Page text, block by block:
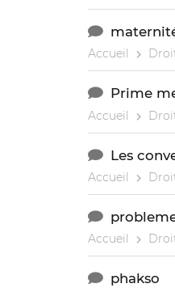
Accueil
Prime
Accueil
Les
Accueil
Accueil
phakso